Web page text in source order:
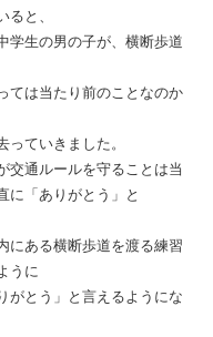
と、
学生の男の子が、横断歩道
ては当たり前のことなのか
っていきました。
交通ルールを守ることは当
に「ありがとう」と
にある横断歩道を渡る練習
うに
がとう」と言えるようにな